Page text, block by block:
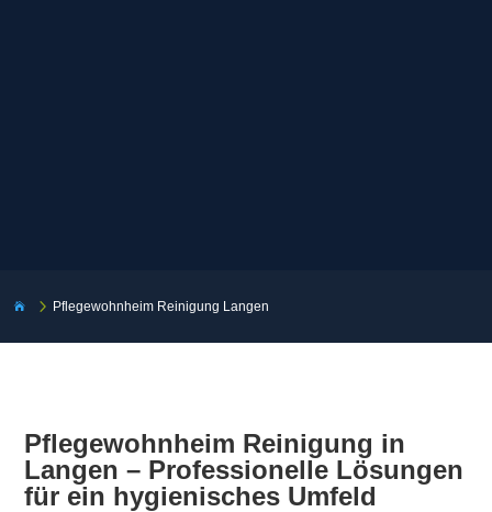
 5 Pflegewohnheim Reinigung Langen
Pflegewohnheim Reinigung in
Langen – Professionelle Lösungen
für ein hygienisches Umfeld